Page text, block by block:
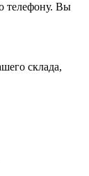
телефону. Вы
склада,